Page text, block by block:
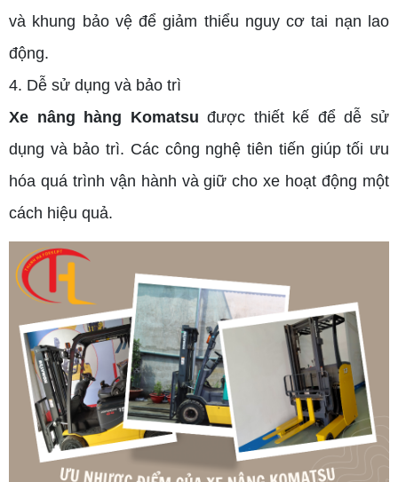
và khung bảo vệ để giảm thiểu nguy cơ tai nạn lao
động.
4. Dễ sử dụng và bảo trì
Xe nâng hàng Komatsu được thiết kế để dễ sử
dụng và bảo trì. Các công nghệ tiên tiến giúp tối ưu
hóa quá trình vận hành và giữ cho xe hoạt động một
cách hiệu quả.